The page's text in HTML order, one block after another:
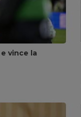
vince la